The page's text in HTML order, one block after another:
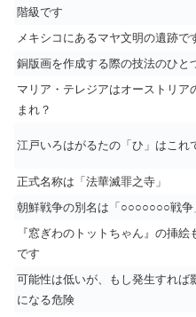
階級です
メキシコにあるマヤ文明の遺跡で
銅版画を作成する際の技法のひと
マリア・テレジアはオーストリ
まれ？
江戸いろはがるたの「ひ」はこれ
正式名称は「法華滅罪之寺」
朝鮮戦争の別名は「○○○○○○○戦争
『窓ぎわのトットちゃん』の挿絵
です
可能性は低いが、もし発生すれば
になる危険